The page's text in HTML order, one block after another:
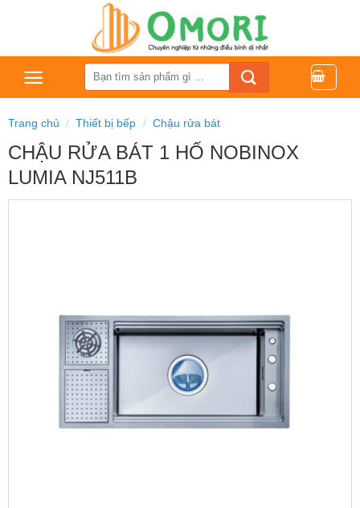
dung
Tìm
kiếm:
Trang chủ / Thiết bị bếp / Chậu rửa bát
CHẬU RỬA BÁT 1 HỐ NOBINOX
LUMIA NJ511B